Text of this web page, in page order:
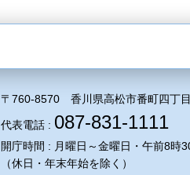
〒760-8570 香川県高松市番町四丁
代表電話 : 087-831-1111
開庁時間 : 月曜日～金曜日・午前8時
（休日・年末年始を除く）